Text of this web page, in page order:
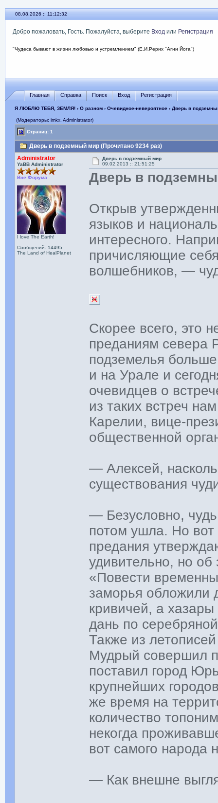
08.08.2026 :: 11:12:33
Добро пожаловать, Гость. Пожалуйста, выберите Входили Регистрация
"Чудеса бывают в жизни любовью и устремлением" (Е.И.Рерих "Агни Йога")
Главная Справка Поиск Вход Регистрация
Я ЛЮБЛЮ ТЕБЯ, ЗЕМЛЯ!› О разном› Очевидное-невероятное› Дверь в
(Модераторы: imkx, Administrator)
Страниц: 1
Дверь в подземный мир (Прочитано 9234 раз)
Administrator
YaBB Administrator
Вне Форума
I love The Earth!
Сообщений: 14495
The Land of HealPlanet
Дверь в подземный мир
09.02.2013 :: 21:51:25
Дверь в
Открыв
языков и
интересного.
причисляющие
волшебников, —
Скорее всего, это
преданиям севера
подземелья
и на Урале и
очевидцев о
из таких встреч
Карелии, вице-
общественной
— Алексей,
существования
— Безусловно,
потом ушла. Но
предания
удивительно, но
«Повести
заморья обложили
кривичей, а
дань по
Также из
Мудрый совершил
поставил город
крупнейших
же время на
количество
некогда
вот самого народа
— Как внешне